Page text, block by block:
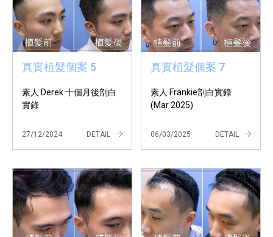
真實植髮個案 5
素人 Derek 十個月後剖白
實錄
27/12/2024 DETAIL
真實植髮個案 7
素人 Frankie剖白實錄
(Mar 2025)
06/03/2025 DETAIL